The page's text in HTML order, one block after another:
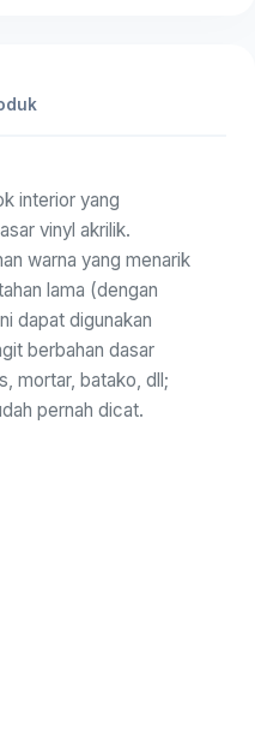
interior yang
vinyl akrilik.
warna yang menarik
lama (dengan
dapat digunakan
berbahan dasar
mortar, batako, dll;
pernah dicat.